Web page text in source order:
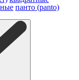
панто (panto)